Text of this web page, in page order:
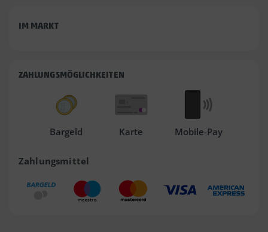
IM MARKT
ZAHLUNGSMÖGLICHKEITEN
Bargeld Karte Mobile-Pay
Zahlungsmittel